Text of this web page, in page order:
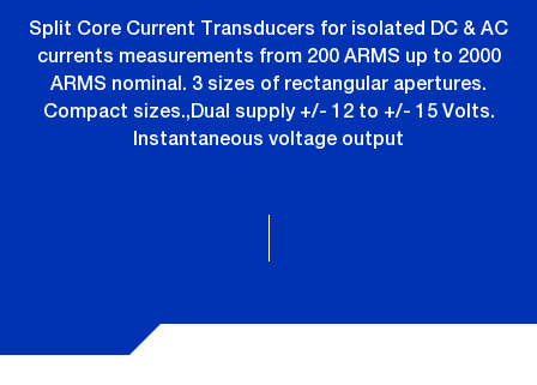
Split Core Current Transducers for isolated DC & AC
currents measurements from 200 ARMS up to 2000
ARMS nominal. 3 sizes of rectangular apertures.
Compact sizes.,Dual supply +/- 12 to +/- 15 Volts.
Instantaneous voltage output